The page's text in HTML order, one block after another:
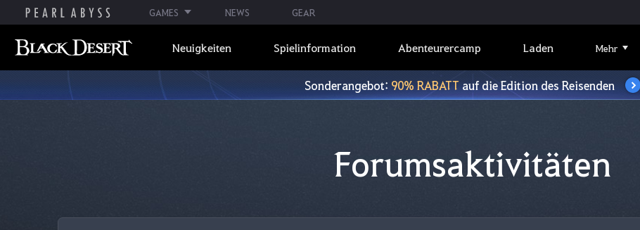
GAMES NEWS GEAR
Neuigkeiten Spielinformation Abenteurercamp Laden Mehr
Sonderangebot:90% RABATTauf die Edition des Reisenden
Forumsaktivitäten